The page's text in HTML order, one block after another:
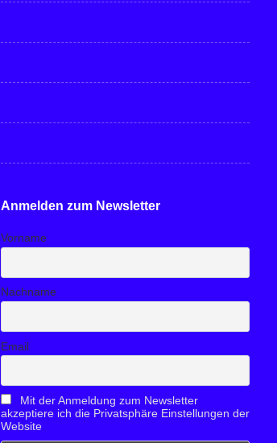
Anmelden zum Newsletter
Vorname
Nachname
Email
Mit der Anmeldung zum Newsletter
akzeptiere ich die Privatsphäre Einstellungen der
Website